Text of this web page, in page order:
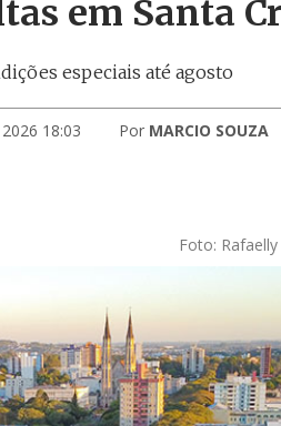
em Santa
especiais até agosto
18:03 Por MARCIO SOUZA
Foto: